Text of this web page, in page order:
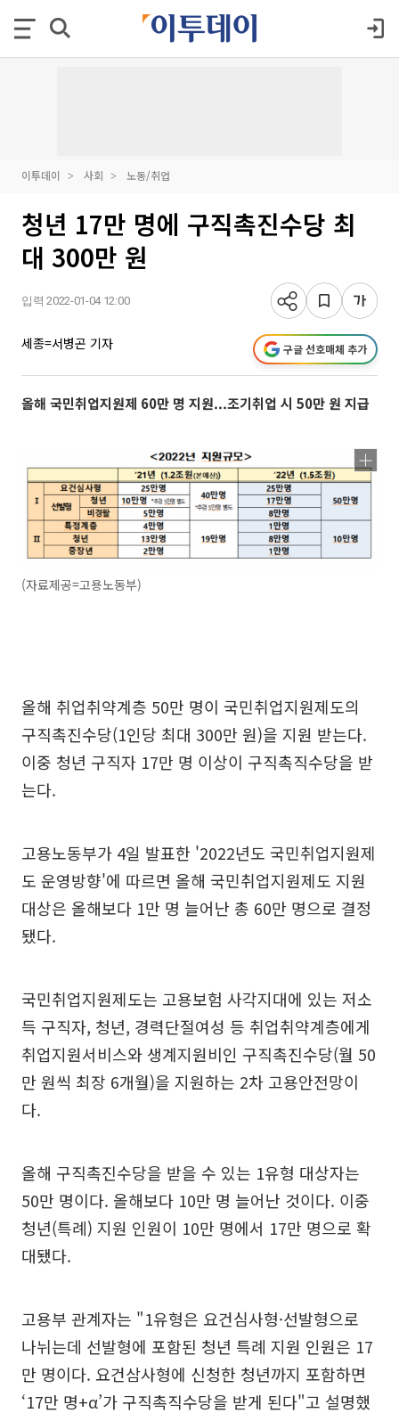
이투데이 사회 노동/취업
청년 17만 명에 구직촉진수당 최
대 300만 원
입력 2022-01-04 12:00
세종=서병곤 기자 구글 선호매체 추가
올해 국민취업지원제 60만 명 지원...조기취업 시 50만 원 지급
(자료제공=고용노동부)
올해 취업취약계층 50만 명이 국민취업지원제도의
구직촉진수당(1인당 최대 300만 원)을 지원 받는다.
이중 청년 구직자 17만 명 이상이 구직촉직수당을 받
는다.
고용노동부가 4일 발표한 '2022년도 국민취업지원제
도 운영방향'에 따르면 올해 국민취업지원제도 지원
대상은 올해보다 1만 명 늘어난 총 60만 명으로 결정
됐다.
국민취업지원제도는 고용보험 사각지대에 있는 저소
득 구직자, 청년, 경력단절여성 등 취업취약계층에게
취업지원서비스와 생계지원비인 구직촉진수당(월 50
만 원씩 최장 6개월)을 지원하는 2차 고용안전망이
다.
올해 구직촉진수당을 받을 수 있는 1유형 대상자는
50만 명이다. 올해보다 10만 명 늘어난 것이다. 이중
청년(특례) 지원 인원이 10만 명에서 17만 명으로 확
대됐다.
고용부 관계자는 "1유형은 요건심사형·선발형으로
나뉘는데 선발형에 포함된 청년 특례 지원 인원은 17
만 명이다. 요건삼사형에 신청한 청년까지 포함하면
‘17만 명+α’가 구직촉직수당을 받게 된다"고 설명했